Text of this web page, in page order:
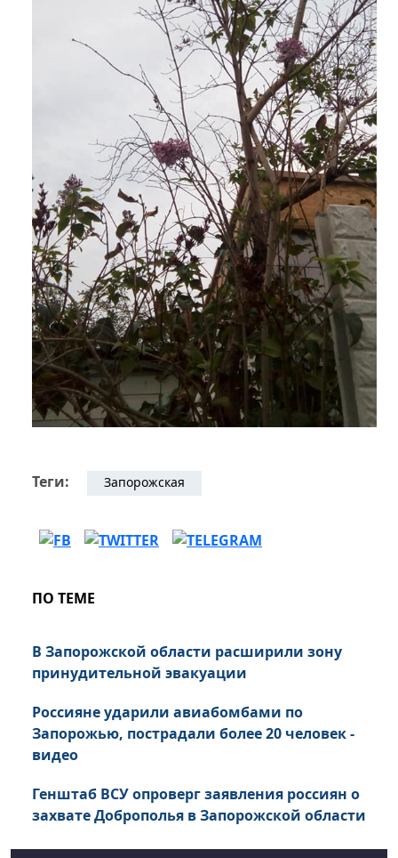
Теги: Запорожская
ПО ТЕМЕ
В Запорожской области расширили зону
принудительной эвакуации
Россияне ударили авиабомбами по
Запорожью, пострадали более 20 человек -
видео
Генштаб ВСУ опроверг заявления россиян о
захвате Доброполья в Запорожской области